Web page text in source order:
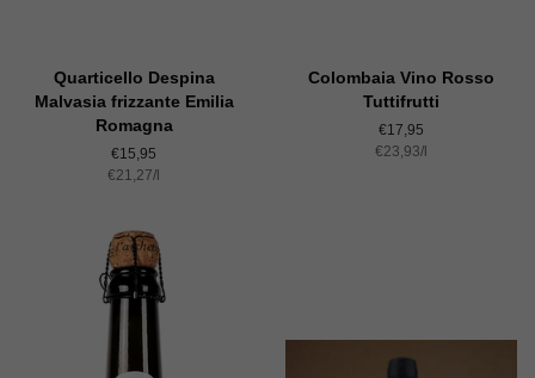
Quarticello Despina
Malvasia frizzante Emilia
Romagna
Normaler
Preis
€15,95
Einzelpreis
€21,27/
Colombaia Vino Rosso
Tuttifrutti
Normaler
Preis
€17,95
Einzelpreis
€23,93/